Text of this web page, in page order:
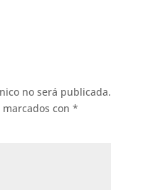
no será publicada.
con *